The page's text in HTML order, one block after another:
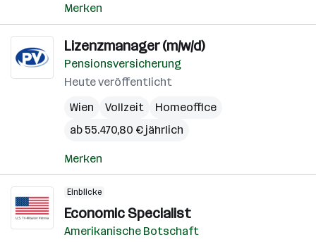
Merken
Lizenzmanager (m/w/d)
Pensionsversicherung
Heute veröffentlicht
Wien
Vollzeit
Homeoffice
ab 55.470,80 € jährlich
Merken
Einblicke
Economic Specialist
Amerikanische Botschaft